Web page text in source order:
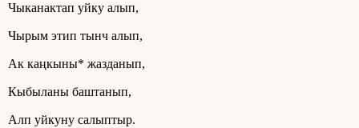
Чыканактап уйку алып,
Чырым этип тынч алып,
Ак каңкыны* жазданып,
Кыбыланы баштанып,
Алп уйкуну салыптыр.